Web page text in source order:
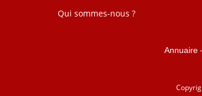
Qui sommes-nous ?
Annuaire